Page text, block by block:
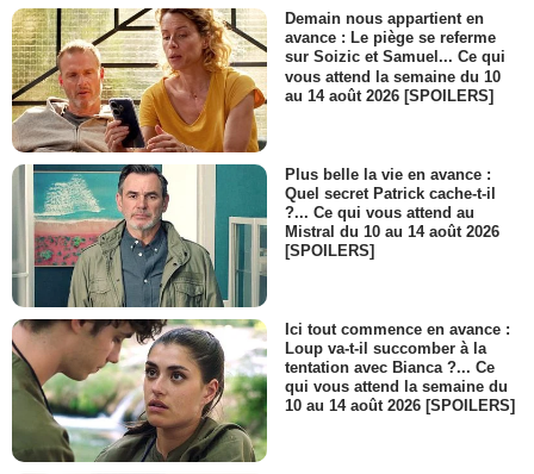
Demain nous appartient en
avance : Le piège se referme
sur Soizic et Samuel... Ce qui
vous attend la semaine du 10
au 14 août 2026 [SPOILERS]
Plus belle la vie en avance :
Quel secret Patrick cache-t-il
?... Ce qui vous attend au
Mistral du 10 au 14 août 2026
[SPOILERS]
Ici tout commence en avance :
Loup va-t-il succomber à la
tentation avec Bianca ?... Ce
qui vous attend la semaine du
10 au 14 août 2026 [SPOILERS]